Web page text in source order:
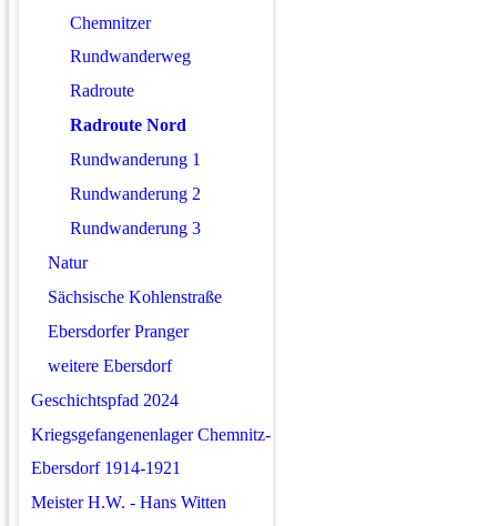
Chemnitzer
Rundwanderweg
Radroute
Radroute Nord
Rundwanderung 1
Rundwanderung 2
Rundwanderung 3
Natur
Sächsische Kohlenstraße
Ebersdorfer Pranger
weitere Ebersdorf
Geschichtspfad 2024
Kriegsgefangenenlager Chemnitz-
Ebersdorf 1914-1921
Meister H.W. - Hans Witten